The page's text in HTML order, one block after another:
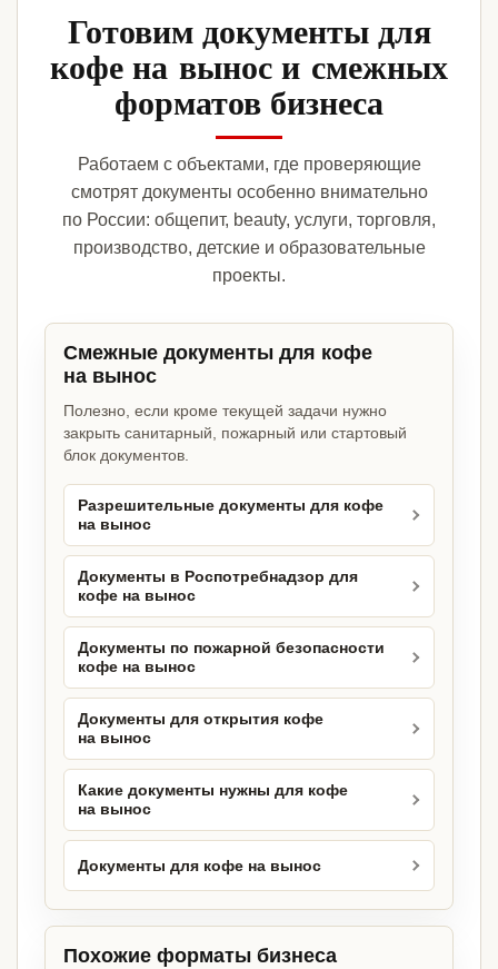
Готовим документы для
кофе на вынос и смежных
форматов бизнеса
Работаем с объектами, где проверяющие
смотрят документы особенно внимательно
по России: общепит, beauty, услуги, торговля,
производство, детские и образовательные
проекты.
Смежные документы для кофе
на вынос
Полезно, если кроме текущей задачи нужно
закрыть санитарный, пожарный или стартовый
блок документов.
Разрешительные документы для кофе
на вынос
Документы в Роспотребнадзор для
кофе на вынос
Документы по пожарной безопасности
кофе на вынос
Документы для открытия кофе
на вынос
Какие документы нужны для кофе
на вынос
Документы для кофе на вынос
Похожие форматы бизнеса